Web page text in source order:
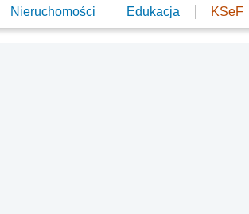
Nieruchomości Edukacja KSeF